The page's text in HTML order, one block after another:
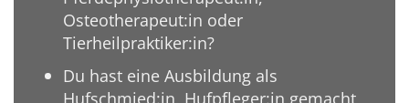
Osteotherapeut:in oder
Tierheilpraktiker:in?
Du hast eine Ausbildung als
Hufschmied:in, Hufpfleger:in gemacht